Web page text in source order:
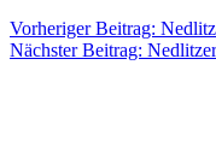
Vorheriger Beitrag:
Nächster Beitrag: